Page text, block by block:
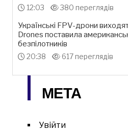
12:03 380 переглядів
Українські FPV-дрони
Drones поставила
безпілотників
20:38 617 переглядів
МЕТА
Увійти